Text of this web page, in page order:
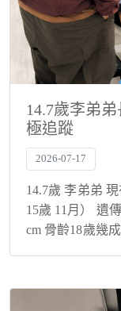
14.7歲李弟
極追蹤
2026-07-17
14.7歲 李弟弟
15歲 11月） 遺
cm 骨齡18歲幾